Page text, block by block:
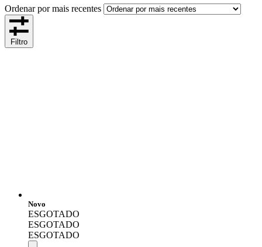
Ordenar por mais recentes
Filtro
Novo
ESGOTADO
ESGOTADO
ESGOTADO